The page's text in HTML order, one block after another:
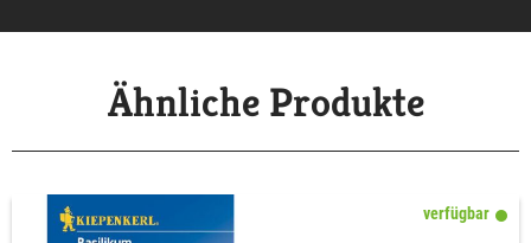
Ähnliche Produkte
verfügbar